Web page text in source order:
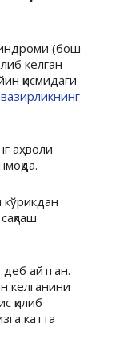
(бош
келган
қисмидаги
вазирликнинг
аҳволи
айтган.
келганини
қилиб
катта